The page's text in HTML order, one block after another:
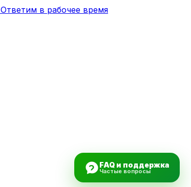
FAQ и поддержка
Частые вопросы
Ответим в рабочее время